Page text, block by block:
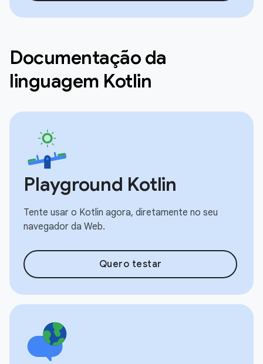
Documentação da
linguagem Kotlin
Playground Kotlin
Tente usar o Kotlin agora, diretamente no seu
navegador da Web.
Quero testar